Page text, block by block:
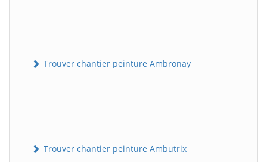
Trouver chantier peinture Ambronay
Trouver chantier peinture Ambutrix